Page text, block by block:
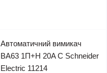
Автоматичний вимикач
ВА63 1П+Н 20A C Schneider
Electric 11214